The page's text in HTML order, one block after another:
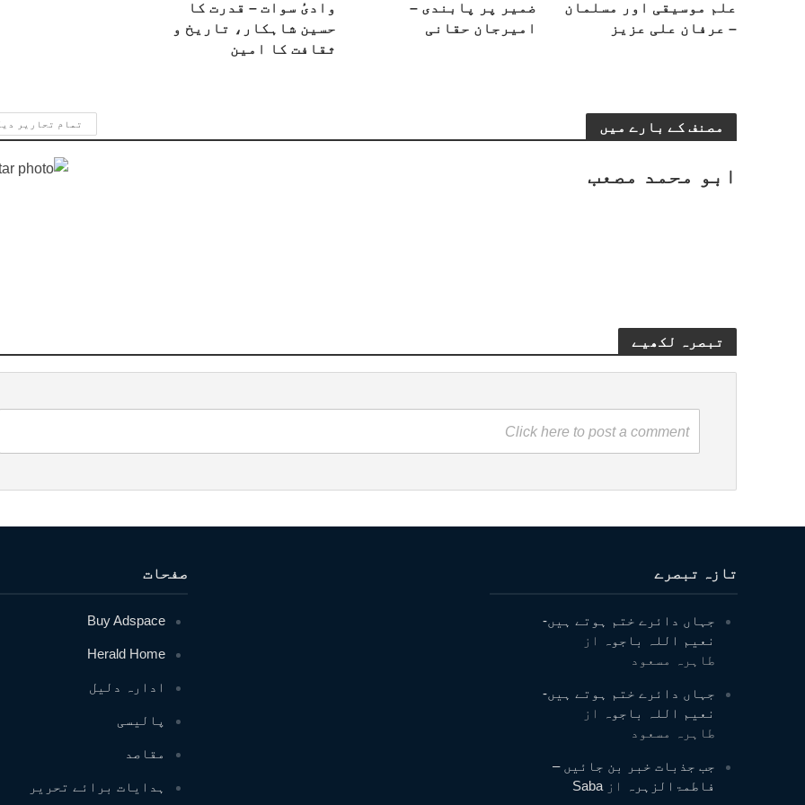
علم موسیقی اور مسلمان
– عرفان علی عزیز
ضمیر پر پابندی –
امیرجان حقانی
وادیٔ سوات – قدرت کا
حسین شاہکار، تاریخ و
ثقافت کا امین
مصنف کے بارے میں تمام تحاریر
ابو محمد مصعب
تبصرہ لکھیے
Click here to post a comment
صفحات
Buy Adspace
Herald Home
ادارہ دلیل
پالیسی
مقاصد
ہدایات برائے تحریر
تازہ تبصرے
جہاں دائرے ختم ہوتے ہیں-
نعیم اللہ باجوہ
از
طاہرہ مسعود
جہاں دائرے ختم ہوتے ہیں-
نعیم اللہ باجوہ
از
طاہرہ مسعود
جب جذبات خبر بن جائیں –
فاطمۃالزہرہ
ازSaba